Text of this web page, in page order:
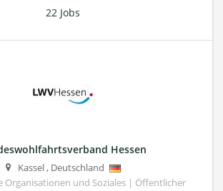
22 Jobs
Hessen
Kassel, Deutschland
Organisationen und Soziales | Öffentlicher